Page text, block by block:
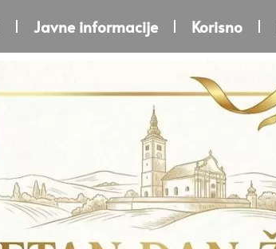
Javne informacije Korisno